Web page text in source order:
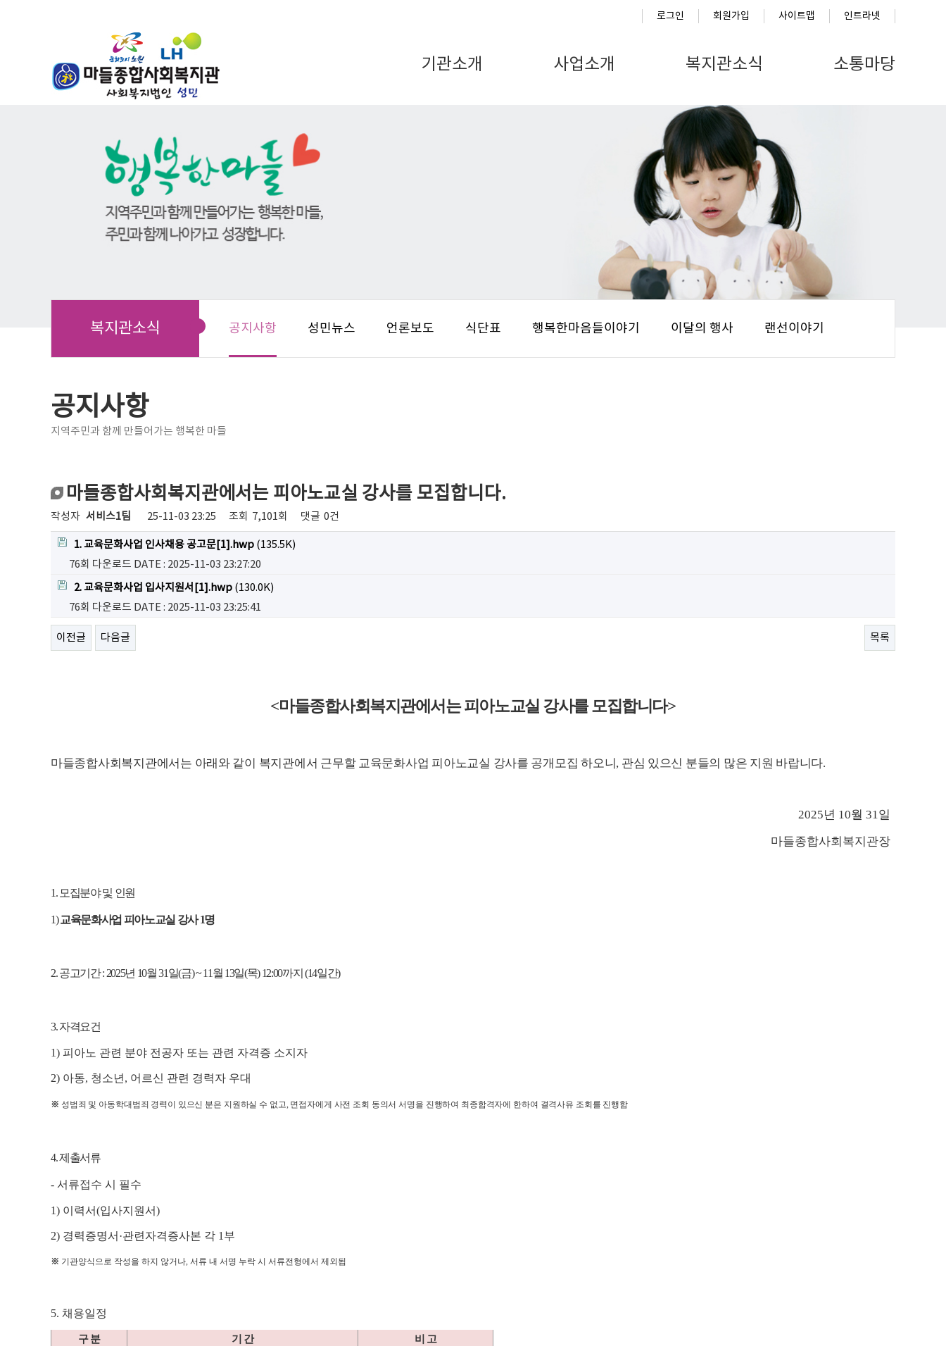
로그인 회원가입 사이트맵 인트라넷
기관소개 사업소개 복지관소식 소통마당
복지관소식 공지사항 성민뉴스 언론보도 식단표 행복한마음들이야기 이달의 행사 랜선이야기
공지사항
지역주민과 함께 만들어가는 행복한 마들
마들종합사회복지관에서는 피아노교실 강사를 모집합니다.
작성자 서비스1팀 25-11-03 23:25 조회 7,101회 댓글 0건
1. 교육문화사업 인사채용 공고문[1].hwp (135.5K)
76회 다운로드 DATE : 2025-11-03 23:27:20
2. 교육문화사업 입사지원서[1].hwp (130.0K)
76회 다운로드 DATE : 2025-11-03 23:25:41
이전글 다음글 목록
<마들종합사회복지관에서는 피아노교실 강사를 모집합니다>
마들종합사회복지관에서는 아래와 같이 복지관에서 근무할 교육문화사업 피아노교실 강사를 공개모집 하오니 , 관심 있으신 분들의 많은 지원 바랍니다.
2025년 10월31일
마들종합사회복지관장
1.모집분야 및 인원
1)교육문화사업 피아노교실 강사1명
2.공고기간: 2025년 10월31일(금) ~ 11월 13일(목) 12:00까지(14일간)
3.자격요건
1) 피아노 관련 분야 전공자 또는 관련 자격증 소지자
2) 아동, 청소년, 어르신 관련 경력자 우대
※ 성범죄 및 아동학대범죄 경력이 있으신 분은 지원하실 수 없고, 면접자에게 사전 조회 동의서 서명을 진행하여 최종합격자에 한하여 결격사유 조회를 진행함
4.제출서류
- 서류접수 시 필수
1) 이력서(입사지원서)
2) 경력증명서 ·관련자격증사본 각 1부
※ 기관양식으로 작성을 하지 않거나, 서류 내 서명 누락 시 서류전형에서 제외됨
5. 채용일정
구 분 기 간 비 고